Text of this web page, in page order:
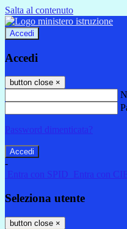
Salta al contenuto
Accedi
Accedi
button close ×
Password dimenticata?
-
Entra con SPID
Entra con
Seleziona utente
button close ×